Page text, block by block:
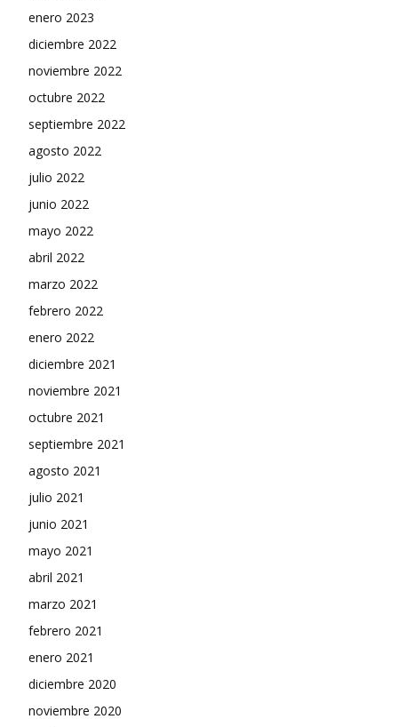
enero 2023
diciembre 2022
noviembre 2022
octubre 2022
septiembre 2022
agosto 2022
julio 2022
junio 2022
mayo 2022
abril 2022
marzo 2022
febrero 2022
enero 2022
diciembre 2021
noviembre 2021
octubre 2021
septiembre 2021
agosto 2021
julio 2021
junio 2021
mayo 2021
abril 2021
marzo 2021
febrero 2021
enero 2021
diciembre 2020
noviembre 2020